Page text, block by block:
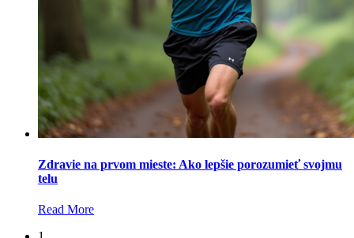
Zdravie na prvom mieste: Ako lepšie porozumieť svojmu
telu
Read More